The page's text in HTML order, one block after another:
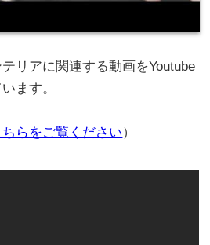
リアに関連する動画をYoutube
ます。
らをご覧ください）